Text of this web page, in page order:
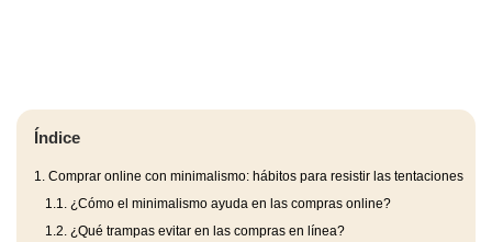
Índice
1. Comprar online con minimalismo: hábitos para resistir las tentaciones
1.1. ¿Cómo el minimalismo ayuda en las compras online?
1.2. ¿Qué trampas evitar en las compras en línea?